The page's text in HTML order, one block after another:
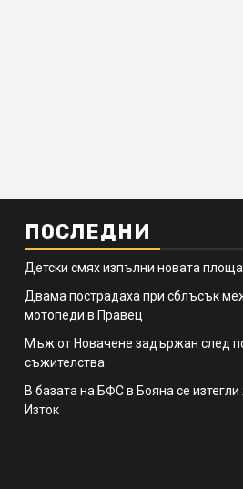
ПОСЛЕДНИ
Детски смях изпълни новата
Двама пострадаха при сблъсък
мотопеди в Правец
Мъж от Новачене задържан след
съжителства
В базата на БФС в Бояна се
Изток